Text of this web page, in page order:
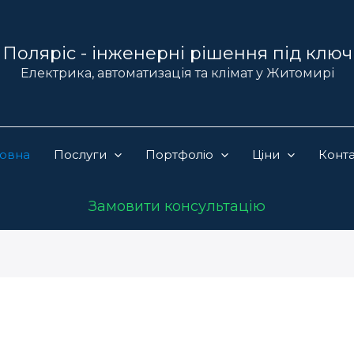
Поляріс - інженерні рішення під ключ
Електрика, автоматизація та клімат у Житомирі
Послуги Портфоліо Ціни
Замовити консультацію